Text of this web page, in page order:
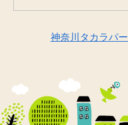
神奈川タカラパ